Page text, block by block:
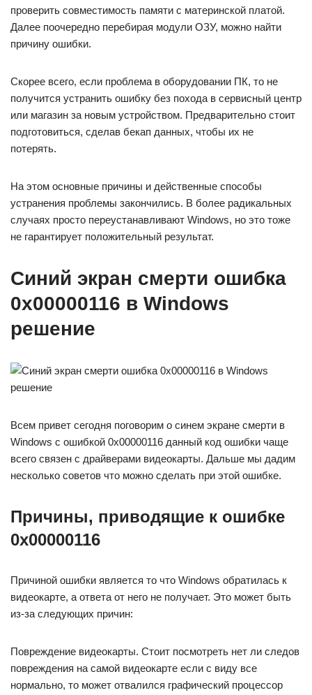
проверить совместимость памяти с материнской платой.
Далее поочередно перебирая модули ОЗУ, можно найти
причину ошибки.
Скорее всего, если проблема в оборудовании ПК, то не
получится устранить ошибку без похода в сервисный центр
или магазин за новым устройством. Предварительно стоит
подготовиться, сделав бекап данных, чтобы их не
потерять.
На этом основные причины и действенные способы
устранения проблемы закончились. В более радикальных
случаях просто переустанавливают Windows, но это тоже
не гарантирует положительный результат.
Синий экран смерти ошибка
0x00000116 в Windows
решение
Всем привет сегодня поговорим о синем экране смерти в
Windows с ошибкой 0x00000116 данный код ошибки чаще
всего связен с драйверами видеокарты. Дальше мы дадим
несколько советов что можно сделать при этой ошибке.
Причины, приводящие к ошибке
0x00000116
Причиной ошибки является то что Windows обратилась к
видеокарте, а ответа от него не получает. Это может быть
из-за следующих причин:
Повреждение видеокарты. Стоит посмотреть нет ли следов
повреждения на самой видеокарте если с виду все
нормально, то может отвалился графический процессор